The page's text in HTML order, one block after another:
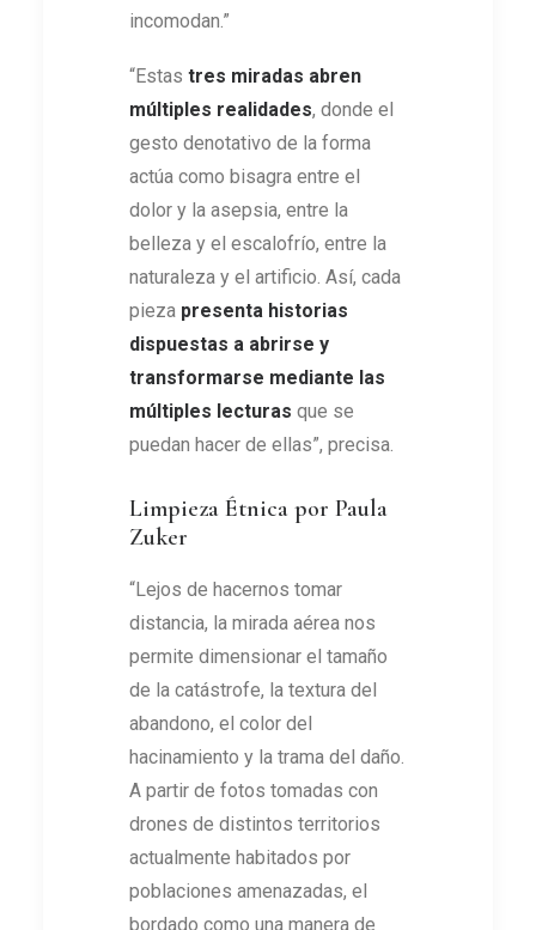
incomodan.”
“Estas tres miradas abren
múltiples realidades, donde el
gesto denotativo de la forma
actúa como bisagra entre el
dolor y la asepsia, entre la
belleza y el escalofrío, entre la
naturaleza y el artificio. Así, cada
pieza presenta historias
dispuestas a abrirse y
transformarse mediante las
múltiples lecturas que se
puedan hacer de ellas”, precisa.
Limpieza Étnica por Paula
Zuker
“Lejos de hacernos tomar
distancia, la mirada aérea nos
permite dimensionar el tamaño
de la catástrofe, la textura del
abandono, el color del
hacinamiento y la trama del daño.
A partir de fotos tomadas con
drones de distintos territorios
actualmente habitados por
poblaciones amenazadas, el
bordado como una manera de